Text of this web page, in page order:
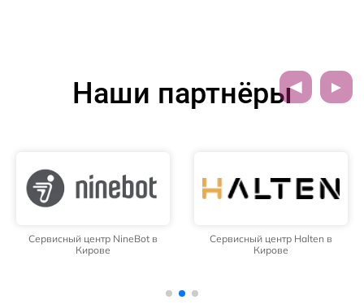
Наши партнёры
Сервисный центр NineBot в
Кирове
Сервисный центр Halten в
Кирове